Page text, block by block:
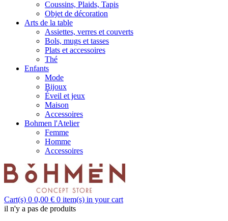
Coussins, Plaids, Tapis
Objet de décoration
Arts de la table
Assiettes, verres et couverts
Bols, mugs et tasses
Plats et accessoires
Thé
Enfants
Mode
Bijoux
Éveil et jeux
Maison
Accessoires
Bohmen l'Atelier
Femme
Homme
Accessoires
Cart(s) 0 0,00 € 0 item(s) in your cart
il n'y a pas de produits